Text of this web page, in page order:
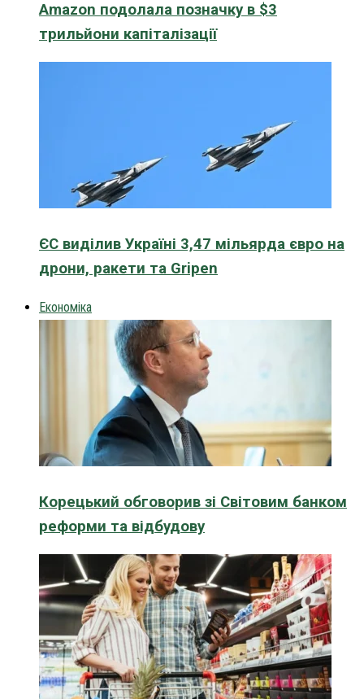
Amazon подолала позначку в $3
трильйони капіталізації
ЄС виділив Україні 3,47 мільярда євро на
дрони, ракети та Gripen
Економіка
Корецький обговорив зі Світовим банком
реформи та відбудову